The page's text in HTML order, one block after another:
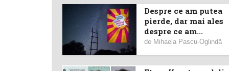
Despre ce am putea
pierde, dar mai ales
despre ce am...
de Mihaela Pascu-Oglindă